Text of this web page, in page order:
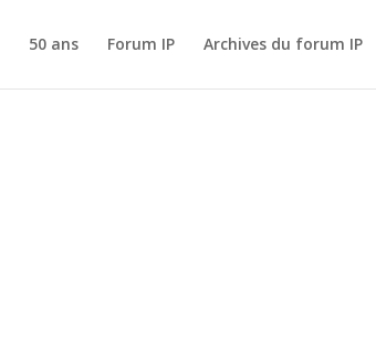
50 ans Forum IP Archives du forum IP